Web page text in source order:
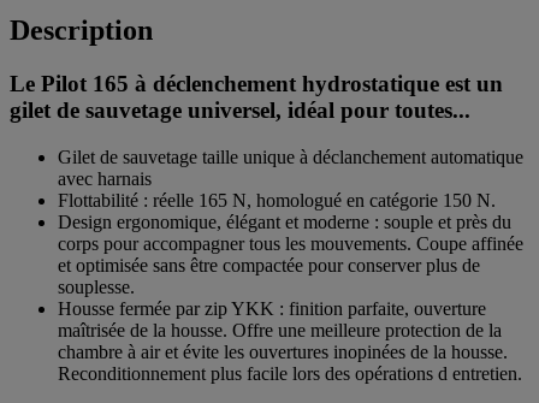
Description
Le Pilot 165 à déclenchement hydrostatique est un
gilet de sauvetage universel, idéal pour toutes...
Gilet de sauvetage taille unique à déclanchement automatique
avec harnais
Flottabilité : réelle 165 N, homologué en catégorie 150 N.
Design ergonomique, élégant et moderne : souple et près du
corps pour accompagner tous les mouvements. Coupe affinée
et optimisée sans être compactée pour conserver plus de
souplesse.
Housse fermée par zip YKK : finition parfaite, ouverture
maîtrisée de la housse. Offre une meilleure protection de la
chambre à air et évite les ouvertures inopinées de la housse.
Reconditionnement plus facile lors des opérations d entretien.